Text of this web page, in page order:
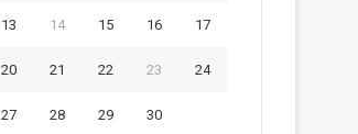
13 14 15 16 17
20 21 22 23 24
27 28 29 30